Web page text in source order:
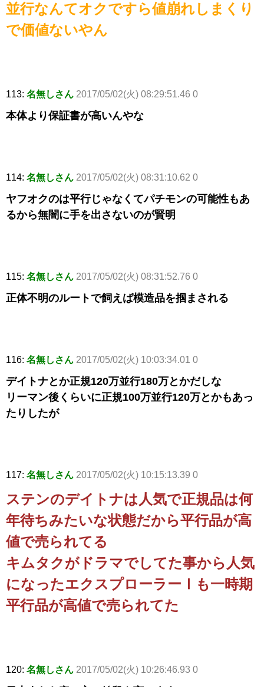
並行なんてオクですら値崩れしまくり
で価値ないやん
113: 名無しさん 2017/05/02(火) 08:29:51.46 0
本体より保証書が高いんやな
114: 名無しさん 2017/05/02(火) 08:31:10.62 0
ヤフオクのは平行じゃなくてパチモンの可能性もあ
るから無闇に手を出さないのが賢明
115: 名無しさん 2017/05/02(火) 08:31:52.76 0
正体不明のルートで飼えば模造品を掴まされる
116: 名無しさん 2017/05/02(火) 10:03:34.01 0
デイトナとか正規120万並行180万とかだしな
リーマン後くらいに正規100万並行120万とかもあっ
たりしたが
117: 名無しさん 2017/05/02(火) 10:15:13.39 0
ステンのデイトナは人気で正規品は何
年待ちみたいな状態だから平行品が高
値で売られてる
キムタクがドラマでしてた事から人気
になったエクスプローラーⅠも一時期
平行品が高値で売られてた
120: 名無しさん 2017/05/02(火) 10:26:46.93 0